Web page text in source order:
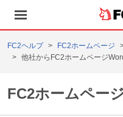
FC2ヘルプ FC2ホームページ
他社からFC2ホームページ
FC2ホームペー